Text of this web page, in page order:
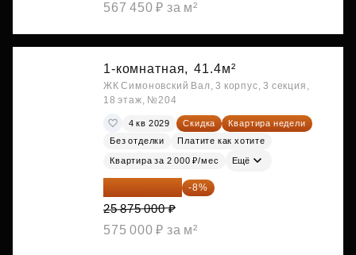
567 450 ₽ за м²
1-комнатная, 41.4м²
ЖК Симоновский Вал, 3 корпус, 3 секция,
18 этаж, №204
4 кв 2029 Скидка
Квартира недели
Без отделки
Платите как хотите
Квартира за 2 000 ₽/мес Ещё
23 805 000 ₽ -8%
25 875 000 ₽
575 000 ₽ за м²